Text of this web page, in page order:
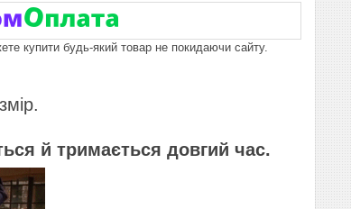
купити будь-який товар не покидаючи сайту.
й тримається довгий час.